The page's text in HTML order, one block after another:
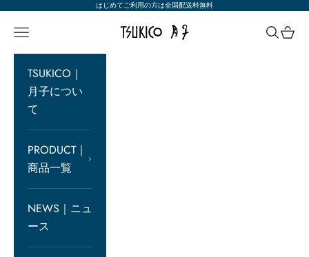
コンテンツへスキップはじめてご利用の方は全国配送料無料
TSUKICO 月子満月化粧品 公式オンラ
メニュー 検索カー
TSUKICO｜
月子につい
て
PRODUCT｜
商品一覧
NEWS｜ニュ
ース